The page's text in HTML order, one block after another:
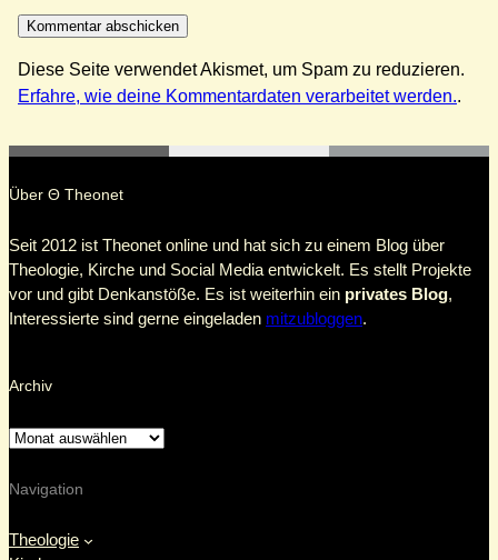
Diese Seite verwendet Akismet, um Spam zu reduzieren.
Erfahre, wie deine Kommentardaten verarbeitet werden..
Über Θ Theonet
Seit 2012 ist Theonet online und hat sich zu einem Blog über
Theologie, Kirche und Social Media entwickelt. Es stellt Projekte
vor und gibt Denkanstöße. Es ist weiterhin ein privates Blog,
Interessierte sind gerne eingeladen mitzubloggen.
Archiv
Navigation
Theologie